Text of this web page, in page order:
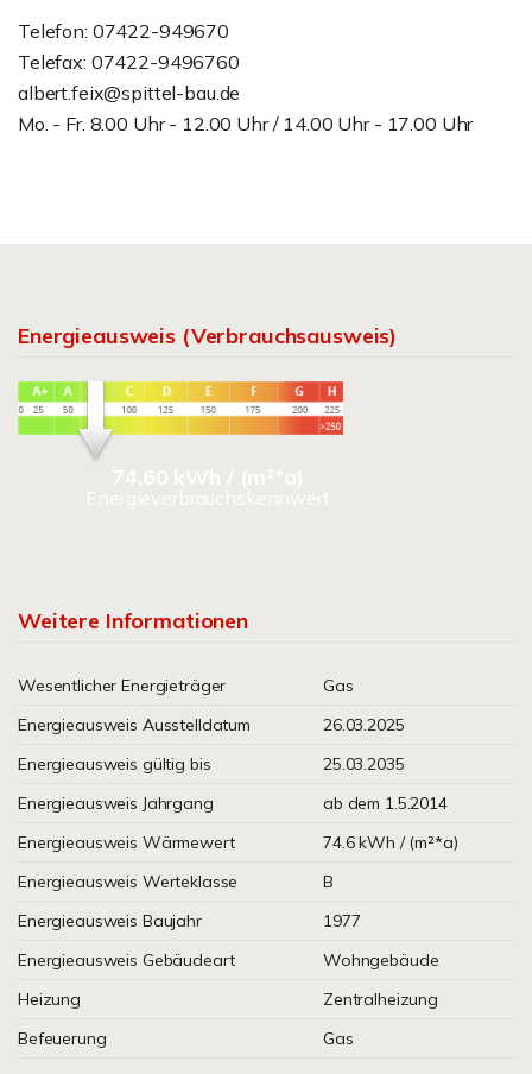
Telefon: 07422-949670
Telefax: 07422-9496760
albert.feix@spittel-bau.de
Mo. - Fr. 8.00 Uhr - 12.00 Uhr / 14.00 Uhr - 17.00 Uhr
Energieausweis (Verbrauchsausweis)
74,60 kWh / (m²*a)
Energieverbrauchskennwert
Weitere Informationen
Wesentlicher Energieträger
Gas
Energieausweis Ausstelldatum
26.03.2025
Energieausweis gültig bis
25.03.2035
Energieausweis Jahrgang
ab dem 1.5.2014
Energieausweis Wärmewert
74.6 kWh / (m²*a)
Energieausweis Werteklasse
B
Energieausweis Baujahr
1977
Energieausweis Gebäudeart
Wohngebäude
Heizung
Zentralheizung
Befeuerung
Gas